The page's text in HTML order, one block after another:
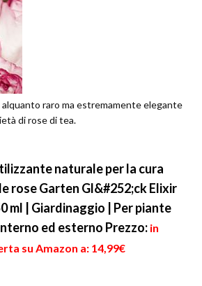
alquanto raro ma estremamente elegante
di rose di tea.
naturale per la cura
rose Garten Gl&#252;ck Elixir
ml | Giardinaggio | Per piante
ed esterno Prezzo: in
su Amazon a: 14,99€